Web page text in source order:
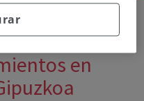
en